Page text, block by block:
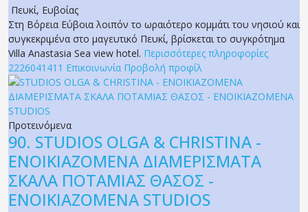
Πευκί, Ευβοίας
Στη Βόρεια Εύβοια λοιπόν το ωραιότερο κομμάτι του νησιού και
συγκεκριμένα στο μαγευτικό Πευκί, βρίσκεται το συγκρότημα
Villa Anastasia Sea view hotel. Περισσότερες πληροφορίες
2226041411 Επικοινωνία Προβολή προφίλ
Προτεινόμενα
90. STUDIOS OLGA & CHRISTINA -
ΕΝΟΙΚΙΑΖΟΜΕΝΑ ΔΙΑΜΕΡΙΣΜΑΤΑ
ΣΚΑΛΑ ΠΟΤΑΜΙΑΣ ΘΑΣΟΣ -
ΕΝΟΙΚΙΑΖΟΜΕΝΑ STUDIOS